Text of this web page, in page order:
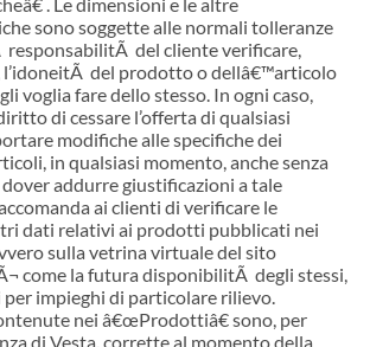
sono soggette alle normali tolleranze
responsabilitÃ del cliente verificare,
del prodotto o dellâ€™articolo
voglia fare dello stesso. In ogni caso,
di cessare l’offerta di qualsiasi
modifiche alle specifiche dei
in qualsiasi momento, anche senza
dover addurre giustificazioni a tale
ai clienti di verificare le
dati relativi ai prodotti pubblicati nei
sulla vetrina virtuale del sito
come la futura disponibilitÃ degli stessi,
impieghi di particolare rilievo.
nei â€œProdottiâ€ sono, per
di Vesta, corrette al momento della